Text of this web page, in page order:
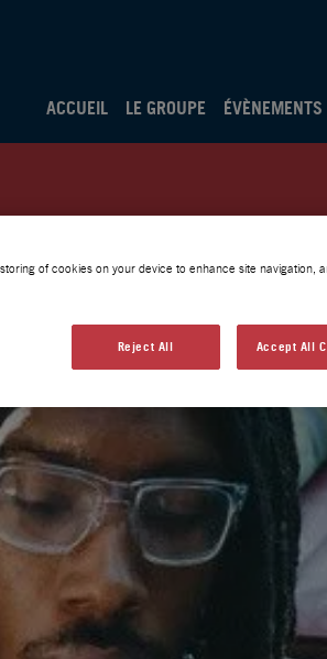
ACCUEIL LE GROUPE ÉVÈNEMENTS
of cookies on your device to enhance site navigation,
Reject All Accept All